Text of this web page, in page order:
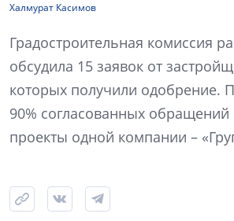
Халмурат Касимов
Градостроительная комиссия
обсудила 15 заявок от
которых получили одобрение.
90% согласованных обращений
проекты одной компании –